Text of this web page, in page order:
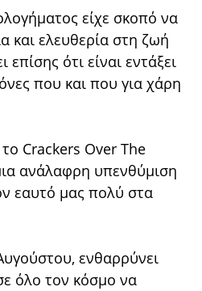
είχε σκοπό να
και ελευθερία στη ζωή
επίσης ότι είναι εντάξει
που και που για χάρη
Crackers Over The
ανάλαφρη υπενθύμιση
εαυτό μας πολύ στα
ενθαρρύνει
όλο τον κόσμο να